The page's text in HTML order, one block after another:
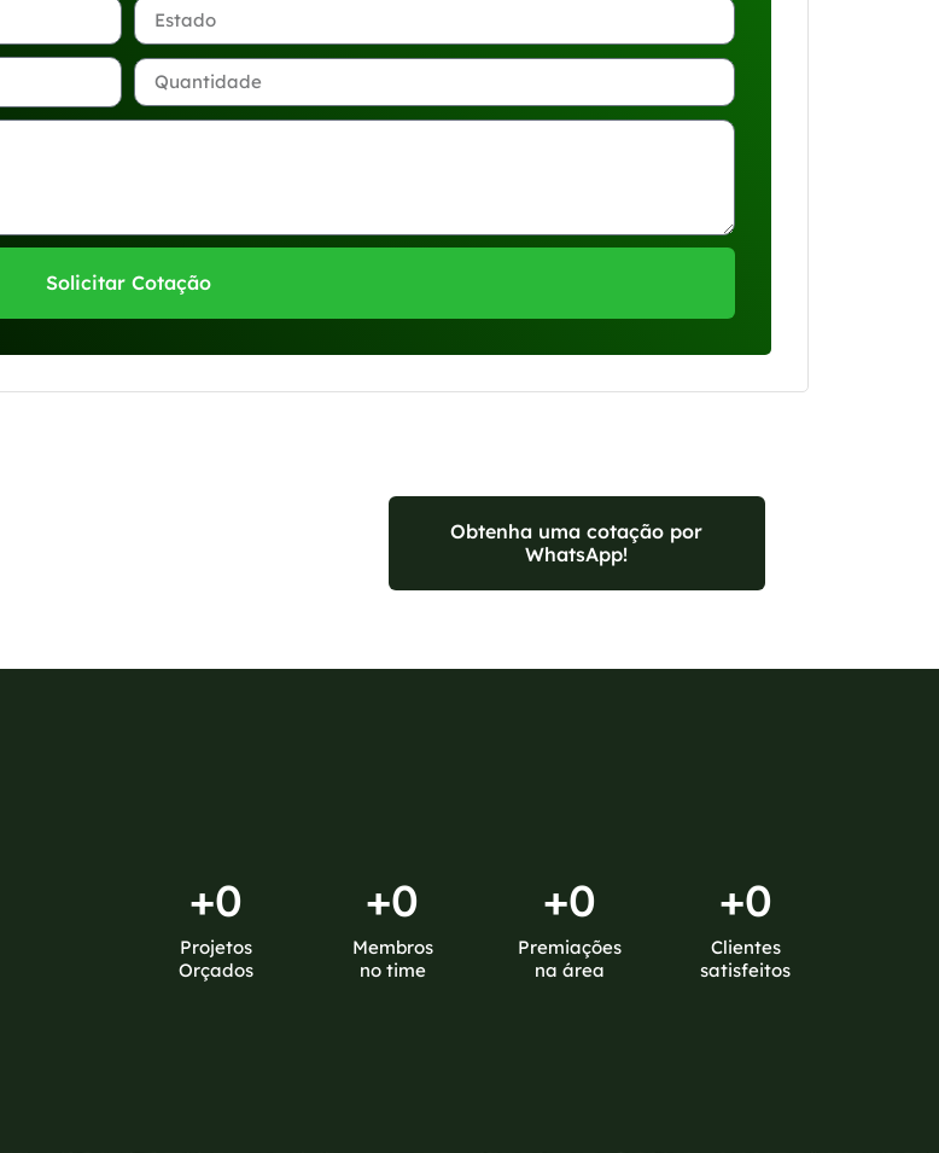
Solicitar Cotação
Obtenha uma cotação por
WhatsApp!
+0
Projetos
Orçados
+0
Membros
no time
+0
Premiações
na área
+0
Clientes
satisfeitos